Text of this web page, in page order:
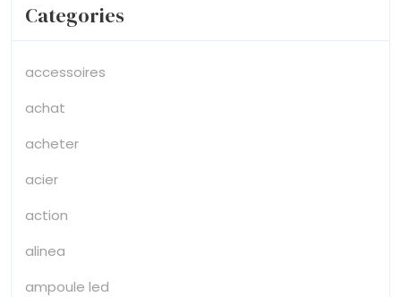
Categories
accessoires
achat
acheter
acier
action
alinea
ampoule led